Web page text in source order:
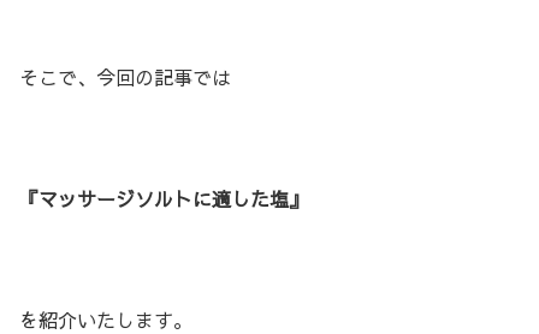
そこで、今回の記事では
『マッサージソルトに適した塩』
を紹介いたします。